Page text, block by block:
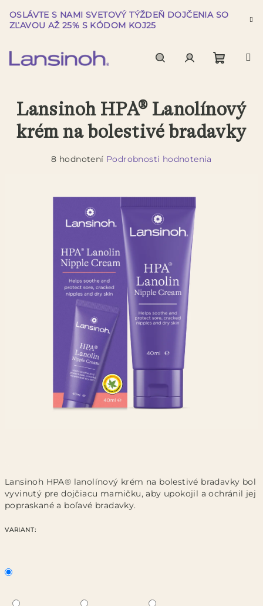
na
obsah
OSLÁVTE S NAMI SVETOVÝ TÝŽDEŇ DOJČENIA SO
ZĽAVOU AŽ 25% S KÓDOM KOJ25
košík
Lansinoh HPA® lanolínový krém na bolestivé bradavky bol
vyvinutý pre dojčiacu mamičku, aby upokojil a ochránil jej
popraskané a boľavé bradavky.
VARIANT:
Lansinoh HPA® Lanolínový
krém na bolestivé bradavky
Priemerné
8 hodnotení Podrobnosti hodnotenia